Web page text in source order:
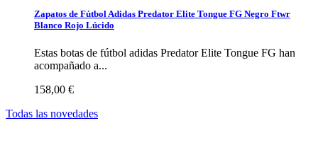
Zapatos de Fútbol Adidas Predator Elite Tongue FG Negro Ftwr
Blanco Rojo Lúcido
Estas botas de fútbol adidas Predator Elite Tongue FG han
acompañado a...
158,00 €
Todas las novedades